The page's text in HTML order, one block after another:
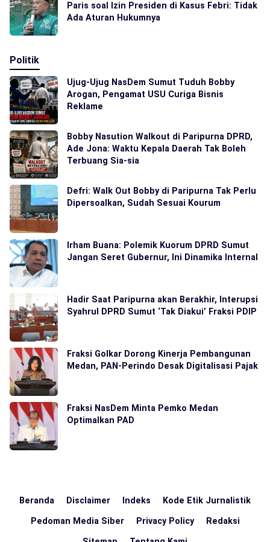
Paris soal Izin Presiden di Kasus Febri: Tidak
Ada Aturan Hukumnya
Politik
Ujug-Ujug NasDem Sumut Tuduh Bobby
Arogan, Pengamat USU Curiga Bisnis
Reklame
Bobby Nasution Walkout di Paripurna DPRD,
Ade Jona: Waktu Kepala Daerah Tak Boleh
Terbuang Sia-sia
Defri: Walk Out Bobby di Paripurna Tak Perlu
Dipersoalkan, Sudah Sesuai Kourum
Irham Buana: Polemik Kuorum DPRD Sumut
Jangan Seret Gubernur, Ini Dinamika Internal
Hadir Saat Paripurna akan Berakhir, Interupsi
Syahrul DPRD Sumut ‘Tak Diakui’ Fraksi PDIP
Fraksi Golkar Dorong Kinerja Pembangunan
Medan, PAN-Perindo Desak Digitalisasi Pajak
Fraksi NasDem Minta Pemko Medan
Optimalkan PAD
Beranda Disclaimer Indeks Kode Etik Jurnalistik
Pedoman Media Siber Privacy Policy Redaksi